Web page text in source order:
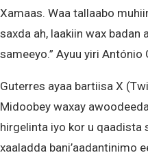
Xamaas. Waa tallaabo
saxda ah, laakiin wax badan
sameeyo.” Ayuu yiri António
Guterres ayaa bartiisa X
Midoobey waxay
hirgelinta iyo kor u qaadista
xaaladda bani’aadantinimo